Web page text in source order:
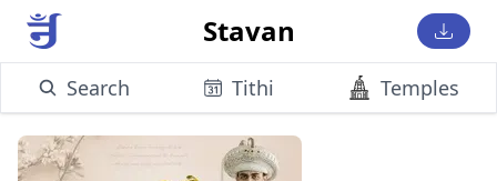
Stavan
Search Tithi Temples